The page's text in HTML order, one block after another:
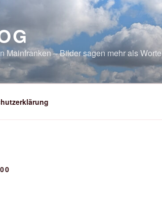
Mainfranken – Bilder sagen mehr als Worte